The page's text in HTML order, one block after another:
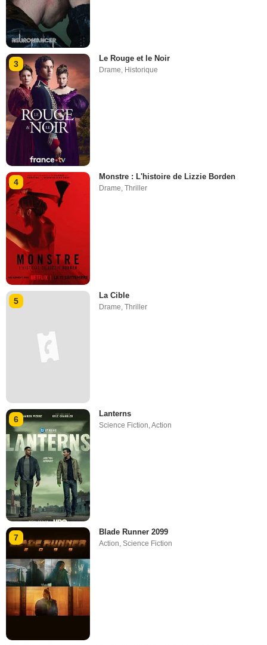
3
Le Rouge et le Noir
Drame, Historique
4
Monstre : L'histoire de Lizzie Borden
Drame,Thriller
5
La Cible
Drame ,Thriller
6
Lanterns
Science Fiction,Action
7
Blade Runner 2099
Action,Science Fiction